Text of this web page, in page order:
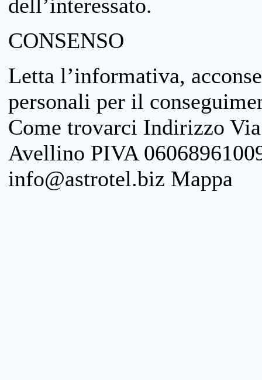
dell’interessato.
CONSENSO
Letta l’informativa,
personali per il
Come trovarci Indirizzo
Avellino PIVA
info@astrotel.biz Mappa